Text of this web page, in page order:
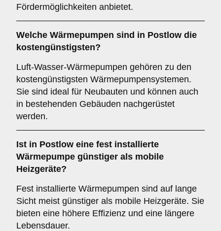
Fördermöglichkeiten anbietet.
Welche Wärmepumpen sind in Postlow die
kostengünstigsten?
Luft-Wasser-Wärmepumpen gehören zu den
kostengünstigsten Wärmepumpensystemen.
Sie sind ideal für Neubauten und können auch
in bestehenden Gebäuden nachgerüstet
werden.
Ist in Postlow eine fest installierte
Wärmepumpe günstiger als mobile
Heizgeräte?
Fest installierte Wärmepumpen sind auf lange
Sicht meist günstiger als mobile Heizgeräte. Sie
bieten eine höhere Effizienz und eine längere
Lebensdauer.